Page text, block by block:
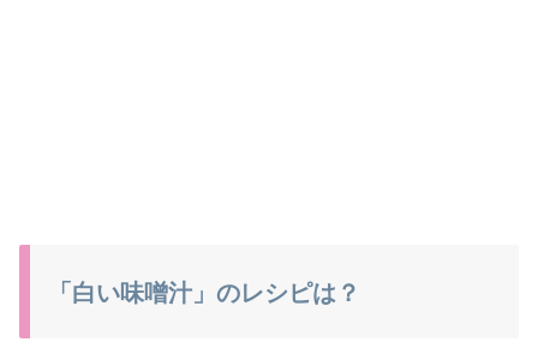
「白い味噌汁」のレシピは？